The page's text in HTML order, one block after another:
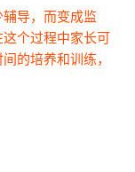
导，而变成监
个过程中家长可
的培养和训练，